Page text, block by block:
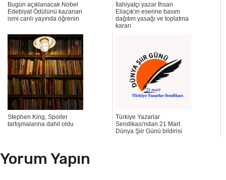
Bugün açıklanacak Nobel
Edebiyat Ödülünü kazanan
ismi canlı yayında öğrenin
İlahiyatçı yazar İhsan
Eliaçık'ın eserine basım
dağıtım yasağı ve toplatma
kararı
Stephen King, Spoiler
tartışmalarına dahil oldu
Türkiye Yazarlar
Sendikası'ndan 21 Mart
Dünya Şiir Günü bildirisi
Yorum Yapın